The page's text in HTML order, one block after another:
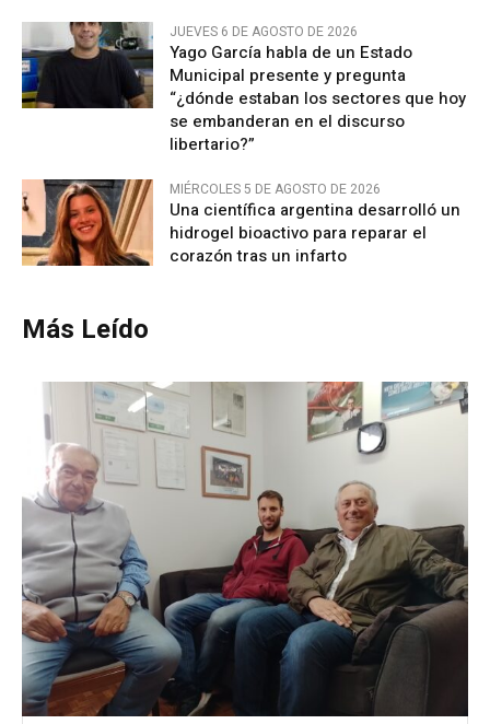
JUEVES 6 DE AGOSTO DE 2026
Yago García habla de un Estado
Municipal presente y pregunta
“¿dónde estaban los sectores que hoy
se embanderan en el discurso
libertario?”
MIÉRCOLES 5 DE AGOSTO DE 2026
Una científica argentina desarrolló un
hidrogel bioactivo para reparar el
corazón tras un infarto
Más Leído